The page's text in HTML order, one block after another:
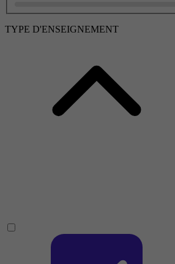
TYPE D'ENSEIGNEMENT